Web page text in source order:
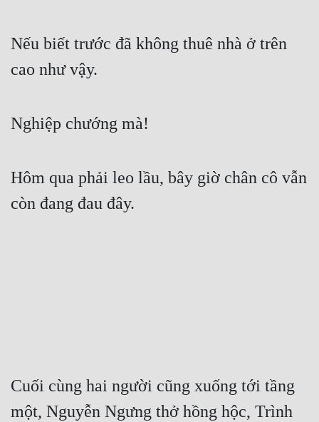
Nữ Cường
Nữ Phụ
Phương Tây
Quan Trường
Tiểu Thuyết
Trinh Thám
Nếu biết trước đã không thuê nhà ở trên
cao như vậy.
Nghiệp chướng mà!
Hôm qua phải leo lầu, bây giờ chân cô vẫn
còn đang đau đây.
Cuối cùng hai người cũng xuống tới tầng
một, Nguyễn Ngưng thở hồng hộc, Trình